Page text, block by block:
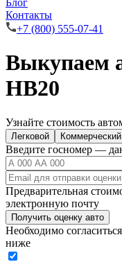
Блог
Контакты
+7 (800) 555-07-41
Выкупаем
HB20
Узнайте стоимость
Легковой Коммерческий
Введите госномер —
Предварительная
электронную почту
Получить оценку авто
Необходимо
ниже